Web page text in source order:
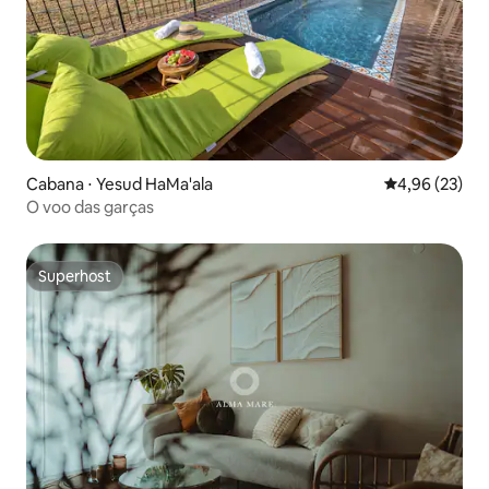
Cabana ⋅ Yesud HaMa'ala 4,96 de uma
4,96 (23)
O voo das garças
Superhost
Superhost